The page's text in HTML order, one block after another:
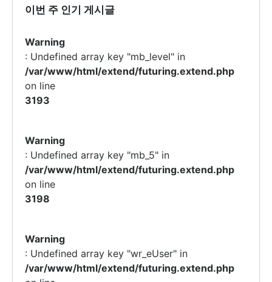
이번 주 인기 게시글
Warning
: Undefined array key "mb_level" in
/var/www/html/extend/futuring.extend.php
on line
3193
Warning
: Undefined array key "mb_5" in
/var/www/html/extend/futuring.extend.php
on line
3198
Warning
: Undefined array key "wr_eUser" in
/var/www/html/extend/futuring.extend.php